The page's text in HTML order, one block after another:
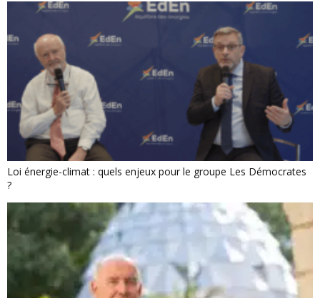
Loi énergie-climat : quels enjeux pour le groupe Les Démocrates
?